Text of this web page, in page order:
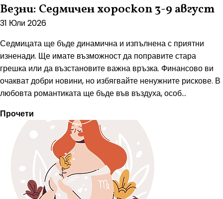
Везни: Седмичен хороскоп 3-9 август
31 Юли 2026
Седмицата ще бъде динамична и изпълнена с приятни
изненади. Ще имате възможност да поправите стара
грешка или да възстановите важна връзка. Финансово ви
очакват добри новини, но избягвайте ненужните рискове. В
любовта романтиката ще бъде във въздуха, особ...
Прочети